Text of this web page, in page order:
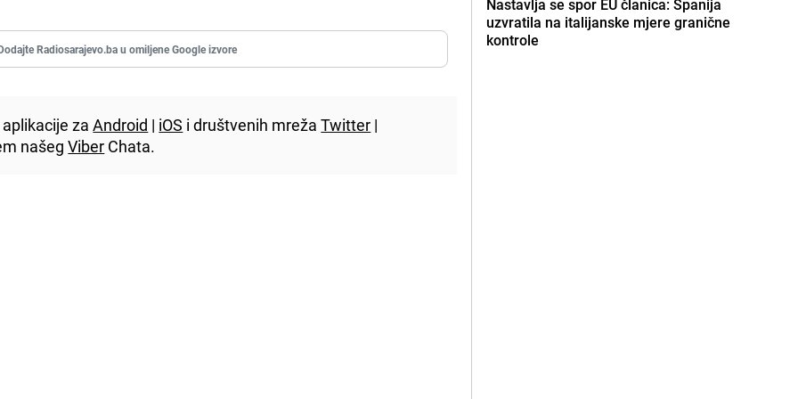
Radiosarajevo.ba u omiljene Google izvore
zaAndroid | iOS i društvenih mrežaTwitter |
našegViber Chata.
Nastavlja se spor EU članica: Španija
uzvratila na italijanske mjere granične
kontrole